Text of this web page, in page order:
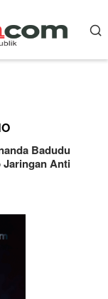
Badudu
Jaringan Anti